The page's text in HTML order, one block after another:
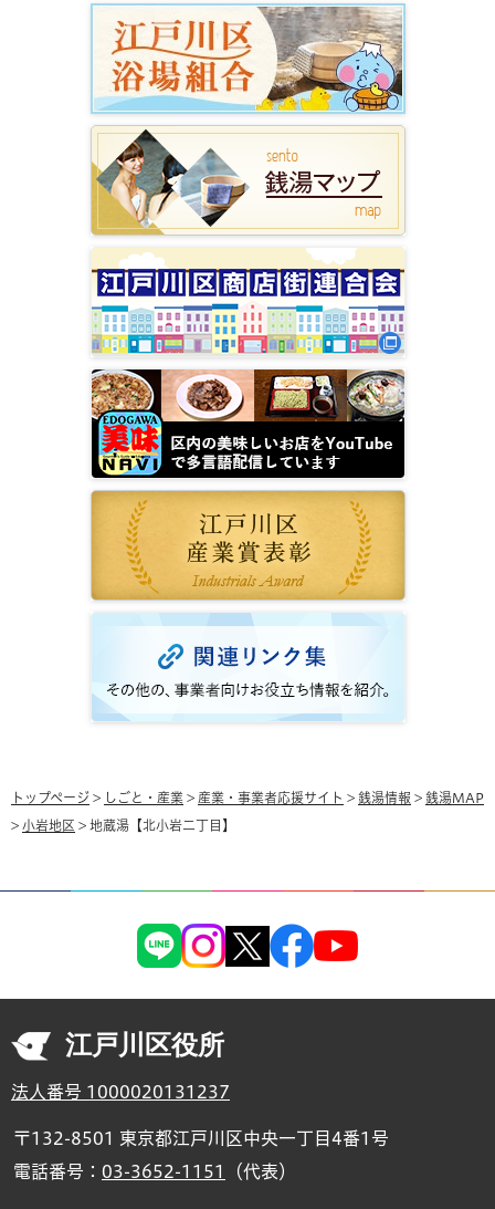
トップページ > しごと・産業 > 産業・事業者応援サイト > 銭湯情報 > 銭湯MAP
> 小岩地区 > 地蔵湯【北小岩二丁目】
江戸川区役所
法人番号 1000020131237
〒132-8501 東京都江戸川区中央一丁目4番1号
電話番号： 03-3652-1151 （代表）